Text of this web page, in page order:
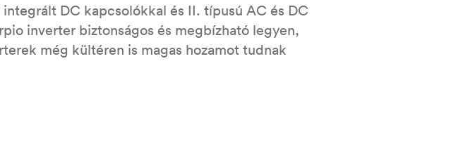
DC kapcsolókkal és II. típusú AC és DC
inverter biztonságos és megbízható legyen,
még kültéren is magas hozamot tudnak